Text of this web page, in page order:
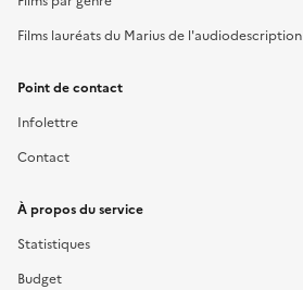
Films lauréats du Marius de l'audiodescription
Point de contact
Infolettre
Contact
À propos du service
Statistiques
Budget